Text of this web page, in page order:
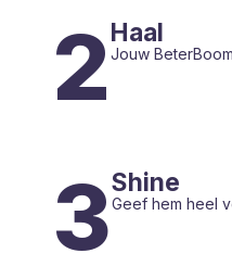
2Haal
Jouw
3Shine
Geef hem heel